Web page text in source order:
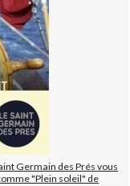
Germain des Prés vous
"Plein soleil" de